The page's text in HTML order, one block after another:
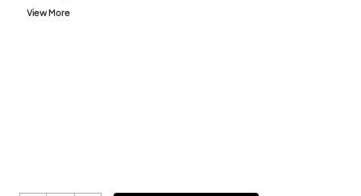
View More